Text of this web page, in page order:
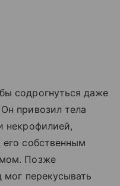
содрогнуться даже
привозил тела
некрофилией,
собственным
Позже
мог перекусывать